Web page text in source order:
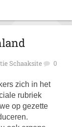
Schaaksite 0
zich in het
rubriek
op gezette